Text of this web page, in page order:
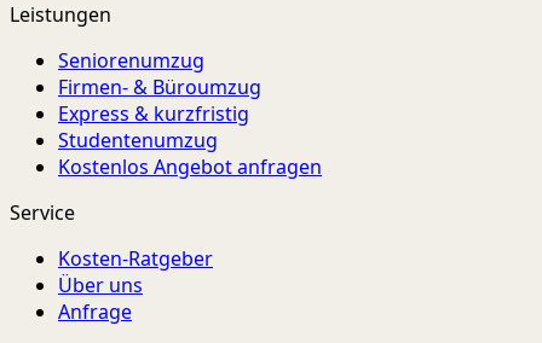
Leistungen
Seniorenumzug
Firmen- & Büroumzug
Express & kurzfristig
Studentenumzug
Kostenlos Angebot anfragen
Service
Kosten-Ratgeber
Über uns
Anfrage